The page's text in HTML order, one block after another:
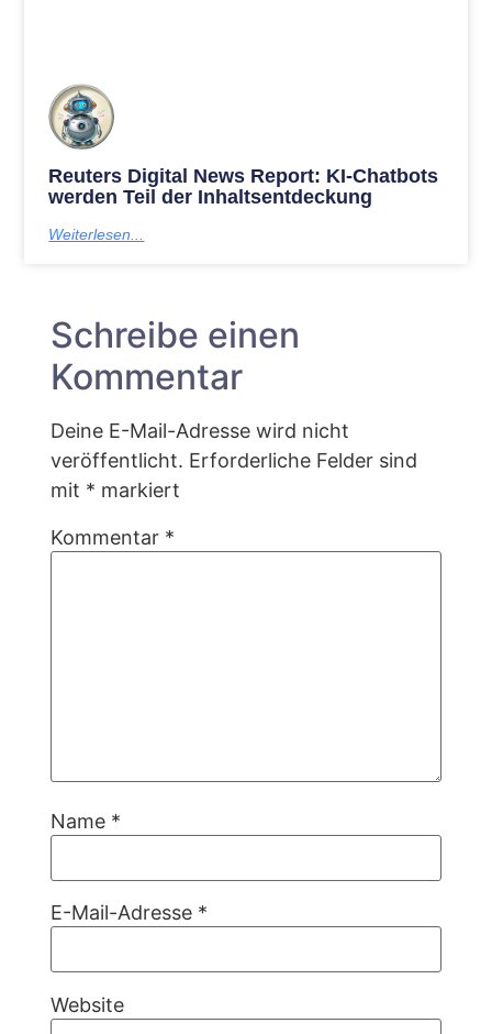
Reuters Digital News Report: KI-Chatbots
werden Teil der Inhaltsentdeckung
Weiterlesen...
Schreibe einen
Kommentar
Deine E-Mail-Adresse wird nicht
veröffentlicht. Erforderliche Felder sind
mit * markiert
Kommentar *
Name *
E-Mail-Adresse *
Website